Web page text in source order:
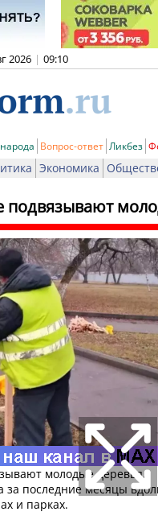
2026 | 09:10
Вопрос-ответ Ликбез
Экономика
подвязывают
молодые деревья,
последние месяцы
и парках.